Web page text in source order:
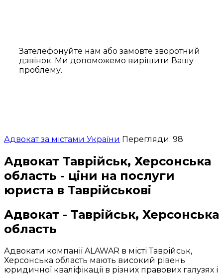
Зателефонуйте нам або замовте зворотний
дзвінок. Ми допоможемо вирішити Вашу
проблему.
Адвокат за містами України Перегляди: 98
Адвокат Таврійськ, Херсонська
область - ціни на послуги
юриста в Таврійськові
Адвокат - Таврійськ, Херсонська
область
Адвокати компанії ALAWAR в місті Таврійськ,
Херсонська область мають високий рівень
юридичної кваліфікації в різних правових галузях і